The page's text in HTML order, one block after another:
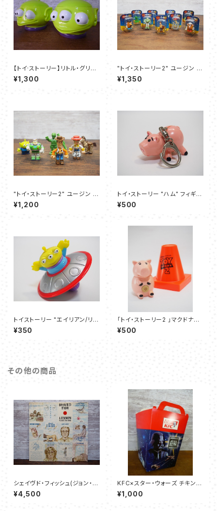
【トイ·ストーリー】リトル・グリー
ンメン/エイリアン マグカップ
¥1,300
"トイ・ストーリー2" ユージン ミ
ニブリスターコレクション パート
４ 全9種セット
¥1,350
"トイ・ストーリー2" ユージン ボ
ックスフィギュア・コレクション
全6種セット
¥1,200
トイ・ストーリー "ハム" フィギュ
アキーホルダー
¥500
トイストーリー "エイリアン/リト
ルグリーンメン" – マクドナルド
ハッピーミールトイ 1999年
¥350
「トイ・ストーリー2 」マクドナル
ドハッピーセット 【ハム＆三角コ
ーン】- Aset
¥500
その他の商品
シェイヴド・フィッシュ(ジョン・レ
ノンの軌跡) - ジョン・レノン/プ
ラスティック・オノ・バンド
¥4,500
KFC×スター・ウォーズ チキンボ
ックス（３枚セット）
¥1,000